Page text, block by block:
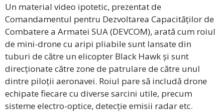
Un material video ipotetic, prezentat de
Comandamentul pentru Dezvoltarea Capacităților de
Combatere a Armatei SUA (DEVCOM), arată cum roiul
de mini-drone cu aripi pliabile sunt lansate din
tuburi de către un elicopter Black Hawk și sunt
direcționate către zone de patrulare de către unul
dintre piloții aeronavei. Roiul pare să includă drone
echipate fiecare cu diverse sarcini utile, precum
sisteme electro-optice, detecție emisii radar etc.